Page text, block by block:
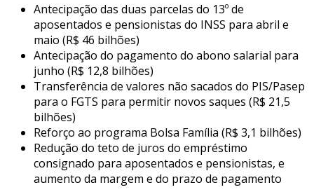
Antecipação das duas parcelas do 13º de
aposentados e pensionistas do INSS para abril e
maio (R$ 46 bilhões)
Antecipação do pagamento do abono salarial para
junho (R$ 12,8 bilhões)
Transferência de valores não sacados do PIS/Pasep
para o FGTS para permitir novos saques (R$ 21,5
bilhões)
Reforço ao programa Bolsa Família (R$ 3,1 bilhões)
Redução do teto de juros do empréstimo
consignado para aposentados e pensionistas, e
aumento da margem e do prazo de pagamento